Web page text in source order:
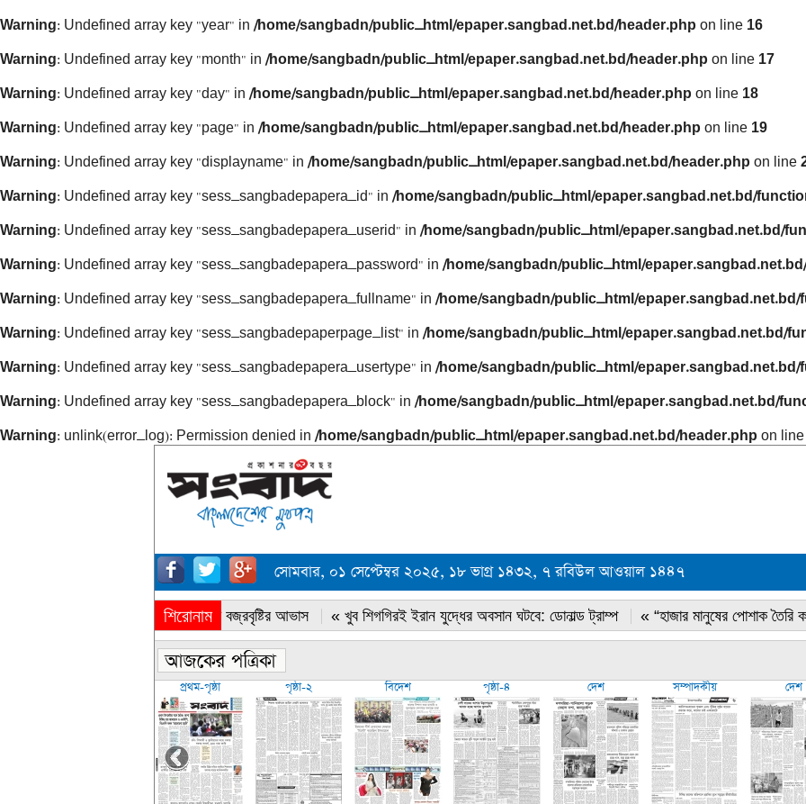
Warning: Undefined array key "year" in /home/sangbadn/public_html/epaper.sangbad.net.bd/header.php on line 16
Warning: Undefined array key "month" in /home/sangbadn/public_html/epaper.sangbad.net.bd/header.php on line 17
Warning: Undefined array key "day" in /home/sangbadn/public_html/epaper.sangbad.net.bd/header.php on line 18
Warning: Undefined array key "page" in /home/sangbadn/public_html/epaper.sangbad.net.bd/header.php on line 19
Warning: Undefined array key "displayname" in /home/sangbadn/public_html/epaper.sangbad.net.bd/header.php on line
Warning: Undefined array key "sess_sangbadepapera_id" in /home/sangbadn/public_html/epaper.sangbad.net.bd/
Warning: Undefined array key "sess_sangbadepapera_userid" in /home/sangbadn/public_html/epaper.sangbad.net.bd/
Warning: Undefined array key "sess_sangbadepapera_password" in /home/sangbadn/public_html/
Warning: Undefined array key "sess_sangbadepapera_fullname" in /home/sangbadn/public_html/
Warning: Undefined array key "sess_sangbadepaperpage_list" in /home/sangbadn/public_html/epaper.sangbad.net.bd/
Warning: Undefined array key "sess_sangbadepapera_usertype" in /home/sangbadn/public_html/
Warning: Undefined array key "sess_sangbadepapera_block" in /home/sangbadn/public_html/epaper.sangbad.net.bd/
Warning: unlink(error_log): Permission denied in /home/sangbadn/public_html/epaper.sangbad.net.bd/header.php on line
সোমবার, ০১ সেপ্টেম্বর ২০২৫, ১৮ ভাগ্র ১৪৩২, ৭ রবিউল আওয়াল ১৪৪৭
শিরোনাম
« সারাদেশে বজ্রবৃষ্টির আভাস « খুব শিগগিরই ইরান যুদ্ধের অবসান ঘটবে: ডোনাল্ড ট্রাম্প « “হাজার মানুষের পোশাক তৈরি
প্রথম-পৃষ্ঠা পৃষ্ঠা-২ বিদেশ পৃষ্ঠা-৪ দেশ সম্পাদকীয় দেশ